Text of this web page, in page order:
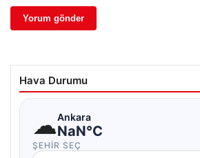
Hava Durumu
☁Ankara
NaN°C
ŞEHIR SEÇ